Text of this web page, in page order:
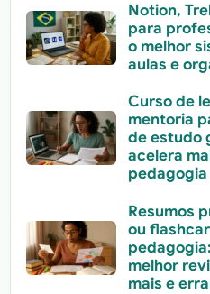
Notion,
para
o melhor
aulas e
Curso de
mentoria
de estudo
acelera
pedagogia
Resumos
ou
melhor
mais e